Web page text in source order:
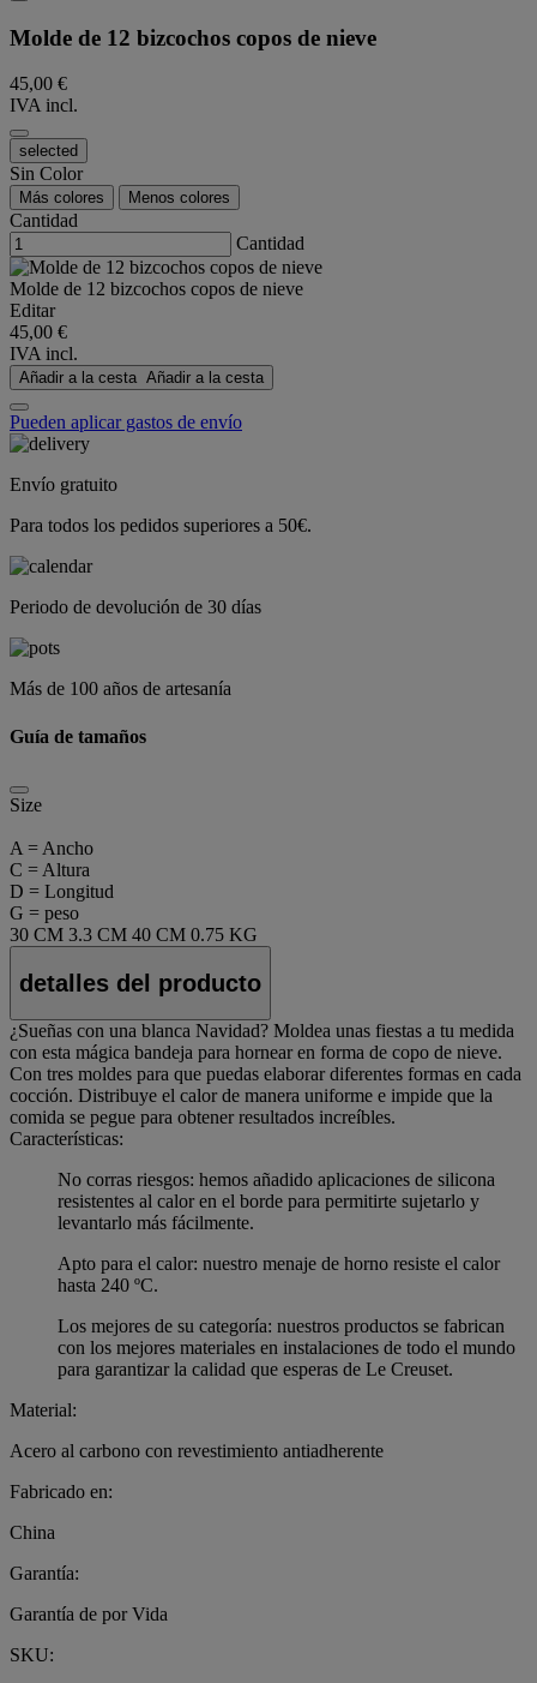
Molde de 12 bizcochos copos de nieve
45,00 €
IVA incl.
selected
Sin Color
Más colores Menos colores
Cantidad
Cantidad
Molde de 12 bizcochos copos de nieve
Editar
45,00 €
IVA incl.
Añadir a la cesta Añadir a la cesta
Pueden aplicar gastos de envío
Envío gratuito
Para todos los pedidos superiores a 50€.
Periodo de devolución de 30 días
Más de 100 años de artesanía
Guía de tamaños
Size
A = Ancho
C = Altura
D = Longitud
G = peso
30 CM 3.3 CM 40 CM 0.75 KG
detalles del producto
¿Sueñas con una blanca Navidad? Moldea unas fiestas a tu medida
con esta mágica bandeja para hornear en forma de copo de nieve.
Con tres moldes para que puedas elaborar diferentes formas en cada
cocción. Distribuye el calor de manera uniforme e impide que la
comida se pegue para obtener resultados increíbles.
Características:
No corras riesgos: hemos añadido aplicaciones de silicona
resistentes al calor en el borde para permitirte sujetarlo y
levantarlo más fácilmente.
Apto para el calor: nuestro menaje de horno resiste el calor
hasta 240 ºC.
Los mejores de su categoría: nuestros productos se fabrican
con los mejores materiales en instalaciones de todo el mundo
para garantizar la calidad que esperas de Le Creuset.
Material:
Acero al carbono con revestimiento antiadherente
Fabricado en:
China
Garantía:
Garantía de por Vida
SKU: